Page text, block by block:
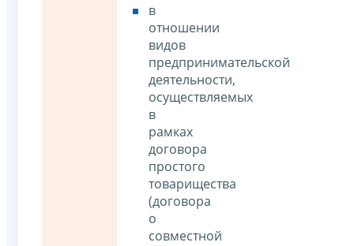
в
отношении
видов
предпринимательской
деятельности,
осуществляемых
в
рамках
договора
простого
товарищества
(договора
о
совместной